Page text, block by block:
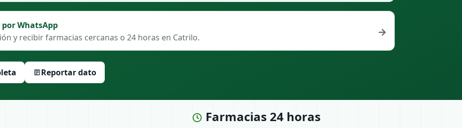
WhatsApp
y recibir farmacias cercanas o 24 horas en Catrilo.
→
Reportar dato
Farmacias 24 horas